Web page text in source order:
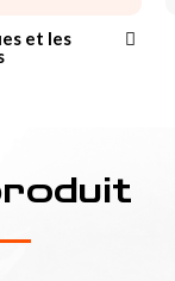
et les